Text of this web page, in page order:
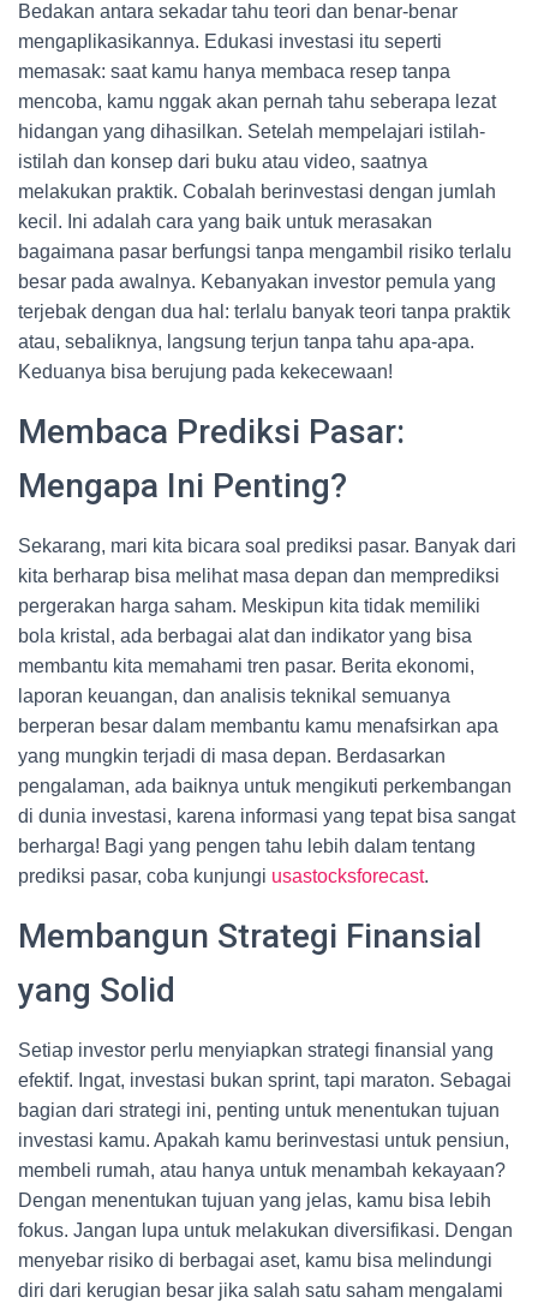
Bedakan antara sekadar tahu teori dan benar-benar
mengaplikasikannya. Edukasi investasi itu seperti
memasak: saat kamu hanya membaca resep tanpa
mencoba, kamu nggak akan pernah tahu seberapa lezat
hidangan yang dihasilkan. Setelah mempelajari istilah-
istilah dan konsep dari buku atau video, saatnya
melakukan praktik. Cobalah berinvestasi dengan jumlah
kecil. Ini adalah cara yang baik untuk merasakan
bagaimana pasar berfungsi tanpa mengambil risiko terlalu
besar pada awalnya. Kebanyakan investor pemula yang
terjebak dengan dua hal: terlalu banyak teori tanpa praktik
atau, sebaliknya, langsung terjun tanpa tahu apa-apa.
Keduanya bisa berujung pada kekecewaan!
Membaca Prediksi Pasar:
Mengapa Ini Penting?
Sekarang, mari kita bicara soal prediksi pasar. Banyak dari
kita berharap bisa melihat masa depan dan memprediksi
pergerakan harga saham. Meskipun kita tidak memiliki
bola kristal, ada berbagai alat dan indikator yang bisa
membantu kita memahami tren pasar. Berita ekonomi,
laporan keuangan, dan analisis teknikal semuanya
berperan besar dalam membantu kamu menafsirkan apa
yang mungkin terjadi di masa depan. Berdasarkan
pengalaman, ada baiknya untuk mengikuti perkembangan
di dunia investasi, karena informasi yang tepat bisa sangat
berharga! Bagi yang pengen tahu lebih dalam tentang
prediksi pasar, coba kunjungi usastocksforecast.
Membangun Strategi Finansial
yang Solid
Setiap investor perlu menyiapkan strategi finansial yang
efektif. Ingat, investasi bukan sprint, tapi maraton. Sebagai
bagian dari strategi ini, penting untuk menentukan tujuan
investasi kamu. Apakah kamu berinvestasi untuk pensiun,
membeli rumah, atau hanya untuk menambah kekayaan?
Dengan menentukan tujuan yang jelas, kamu bisa lebih
fokus. Jangan lupa untuk melakukan diversifikasi. Dengan
menyebar risiko di berbagai aset, kamu bisa melindungi
diri dari kerugian besar jika salah satu saham mengalami